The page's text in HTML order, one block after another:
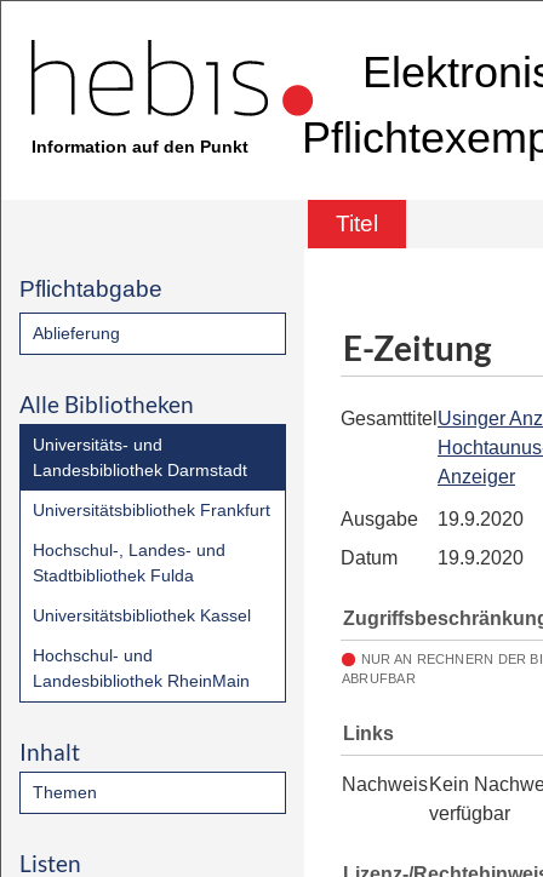
Information auf den Punkt
Titel
Pflichtabgabe
Ablieferung
Alle Bibliotheken
Universitäts- und
Landesbibliothek Darmstadt
Universitätsbibliothek Frankfurt
Hochschul-, Landes- und
Stadtbibliothek Fulda
Universitätsbibliothek Kassel
Hochschul- und
Landesbibliothek RheinMain
Inhalt
Themen
Listen
E-Zeitung
Gesamttitel Usinger
Anzeiger
Ausgabe
19.9.2020
Datum
19.9.2020
NUR AN RECHNERN DER
ABRUFBAR
Links
NachweisKein
verfügbar